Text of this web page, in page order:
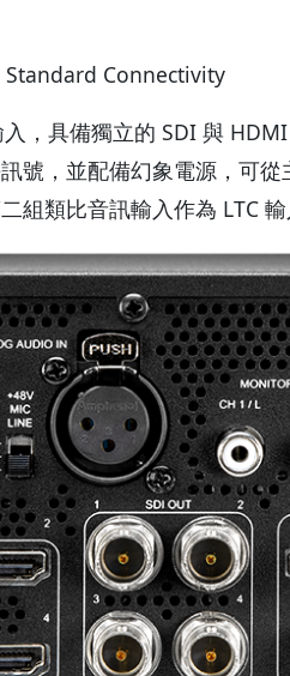
Standard Connectivity
，具備獨立的 SDI 與
號，並配備幻象電源，可
組類比音訊輸入作為 LTC 輸